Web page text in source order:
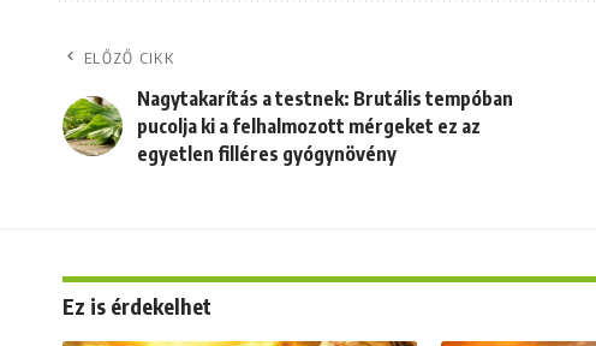
ELŐZŐ CIKK
Nagytakarítás a testnek: Brutális tempóban
pucolja ki a felhalmozott mérgeket ez az
egyetlen filléres gyógynövény
Ez is érdekelhet